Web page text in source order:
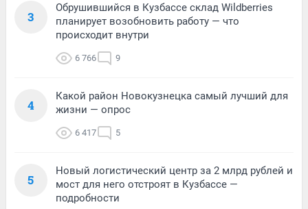
3
Обрушившийся в Кузбассе склад Wildberries
планирует возобновить работу — что
происходит внутри
6 766 9
4
Какой район Новокузнецка самый лучший для
жизни — опрос
6 417 5
5
Новый логистический центр за 2 млрд рублей и
мост для него отстроят в Кузбассе —
подробности